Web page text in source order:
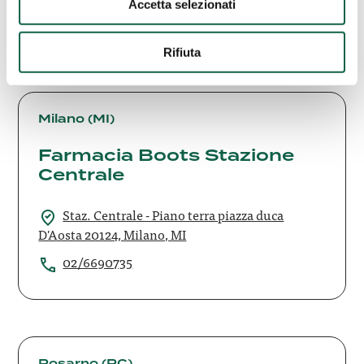
Accetta selezionati
Rifiuta
02/76001526
Milano (MI)
Farmacia Boots Stazione
Centrale
Staz. Centrale - Piano terra piazza duca
D'Aosta 20124, Milano, MI
02/6690735
Farmacia
Boots
Centrale
farmacia